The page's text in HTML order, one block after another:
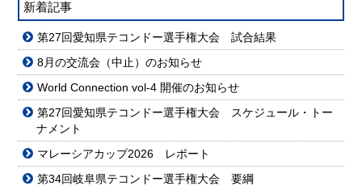
新着記事
第27回愛知県テコンドー選手権大会 試合結果
8月の交流会（中止）のお知らせ
World Connection vol-4 開催のお知らせ
第27回愛知県テコンドー選手権大会 スケジュール・トー
ナメント
マレーシアカップ2026 レポート
第34回岐阜県テコンドー選手権大会 要綱